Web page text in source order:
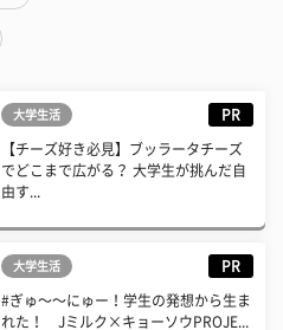
大学生活 PR
【チーズ好き必見】ブッラータチーズ
でどこまで広がる？ 大学生が挑んだ自
由す...
大学生活 PR
#ぎゅ〜〜にゅー！学生の発想から生ま
れた！ Jミルク×キョーソウPROJE...